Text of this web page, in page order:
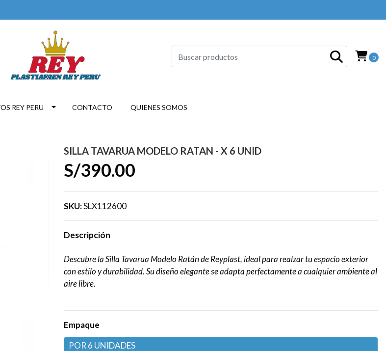
0
REY PERU CONTACTO QUIENES SOMOS
SILLA TAVARUA MODELO RATAN - X 6 UNID
S/390.00
SKU:SLX112600
Descripción
Descubre la Silla Tavarua Modelo Ratán de Reyplast, ideal para realzar tu espacio exterior
con estilo y durabilidad. Su diseño elegante se adapta perfectamente a cualquier ambiente al
aire libre.
Empaque
POR 6 UNIDADES